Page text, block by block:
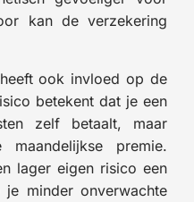
kan de verzekering
ook invloed op de
betekent dat je een
zelf betaalt, maar
premie.
lager eigen risico een
minder onverwachte